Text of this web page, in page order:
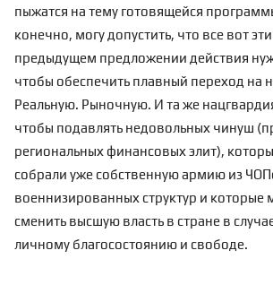
пыжатся на тему готовящейся
конечно, могу допустить, что все вот
предыдущем предложении действия
чтобы обеспечить плавный переход на
Реальную. Рыночную. И та же
чтобы подавлять недовольных чинуш
региональных финансовых элит),
собрали уже собственную армию из
военнизированных структур и которые
сменить высшую власть в стране в
личному благосостоянию и свободе.